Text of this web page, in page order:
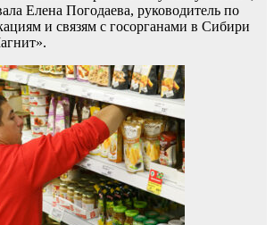
Елена Погодаева, руководитель по
и связям с госорганами в Сибири